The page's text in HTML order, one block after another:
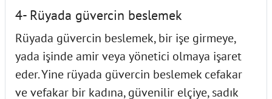
4- Rüyada güvercin beslemek
Rüyada güvercin beslemek, bir işe girmeye,
yada işinde amir veya yönetici olmaya işaret
eder. Yine rüyada güvercin beslemek cefakar
ve vefakar bir kadına, güvenilir elçiye, sadık